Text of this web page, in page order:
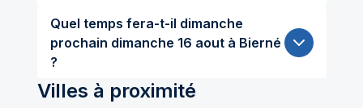
Quel temps fera-t-il dimanche
prochain dimanche 16 aout à Bierné
?
Villes à proximité